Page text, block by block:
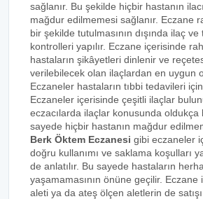
sağlanır. Bu şekilde hiçbir hastanın
mağdur edilmemesi sağlanır. Eczane
bir şekilde tutulmasının dışında ilaç ve
kontrolleri yapılır. Eczane içerisinde
hastaların şikâyetleri dinlenir ve
verilebilecek olan ilaçlardan en uygun
Eczaneler hastaların tıbbi tedavileri
Eczaneler içerisinde çeşitli ilaçlar
eczacılarda ilaçlar konusunda oldukça
sayede hiçbir hastanın mağdur
Berk Öktem Eczanesi gibi eczaneler
doğru kullanımı ve saklama koşulları
de anlatılır. Bu sayede hastaların
yaşamamasının önüne geçilir.
aleti ya da ateş ölçen aletlerin de satışı